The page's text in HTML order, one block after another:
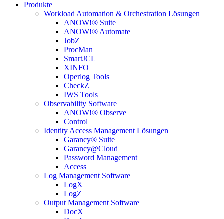
Produkte
Workload Automation & Orchestration Lösungen
ANOW!® Suite
ANOW!® Automate
JobZ
ProcMan
SmartJCL
XINFO
Operlog Tools
CheckZ
IWS Tools
Observability Software
ANOW!® Observe
Control
Identity Access Management Lösungen
Garancy® Suite
Garancy@Cloud
Password Management
Access
Log Management Software
LogX
LogZ
Output Management Software
DocX